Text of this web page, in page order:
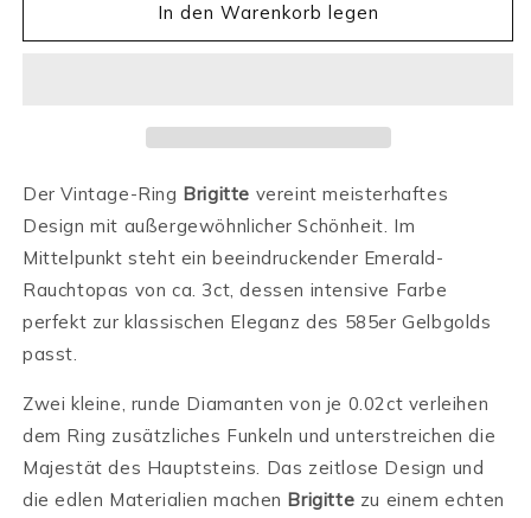
In den Warenkorb legen
Der Vintage-Ring Brigitte vereint meisterhaftes
Design mit außergewöhnlicher Schönheit. Im
Mittelpunkt steht ein beeindruckender Emerald-
Rauchtopas von ca. 3ct, dessen intensive Farbe
perfekt zur klassischen Eleganz des 585er Gelbgolds
passt.
Zwei kleine, runde Diamanten von je 0.02ct verleihen
dem Ring zusätzliches Funkeln und unterstreichen die
Majestät des Hauptsteins. Das zeitlose Design und
die edlen Materialien machen Brigitte zu einem echten